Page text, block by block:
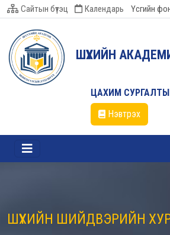
Сайтын бүтэц Календарь Үсгийн
ШҮҮХИЙН
ЦАХИМ
Нэвтрэх
ШҮҮХИЙН ШИЙДВЭРИЙН